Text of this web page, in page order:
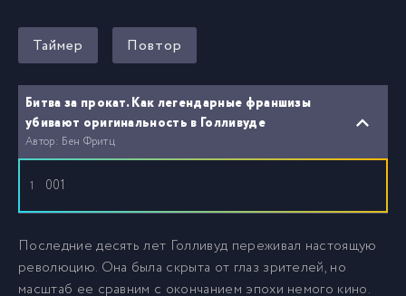
Таймер Повтор
Битва за прокат. Как легендарные франшизы
убивают оригинальность в Голливуде
Автор: Бен Фритц
1 001
Последние десять лет Голливуд переживал настоящую
революцию. Она была скрыта от глаз зрителей, но
масштаб ее сравним с окончанием эпохи немого кино.